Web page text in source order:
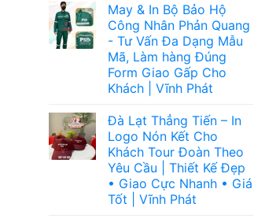
May & In Bộ Bảo Hộ
Công Nhân Phản Quang
- Tư Vấn Đa Dạng Mẫu
Mã, Làm hàng Đúng
Form Giao Gấp Cho
Khách | Vĩnh Phát
Đà Lạt Thẳng Tiến – In
Logo Nón Kết Cho
Khách Tour Đoàn Theo
Yêu Cầu | Thiết Kế Đẹp
• Giao Cực Nhanh • Giá
Tốt | Vĩnh Phát